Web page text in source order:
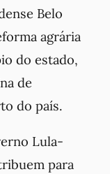
Belo
agrária
do estado,
de
do país.
Lula-
para